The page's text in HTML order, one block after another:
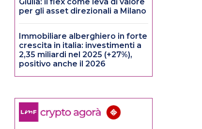
per gli asset direzionali a Milano
Immobiliare alberghiero in forte
crescita in italia: investimenti a
2,35 miliardi nel 2025 (+27%),
positivo anche il 2026